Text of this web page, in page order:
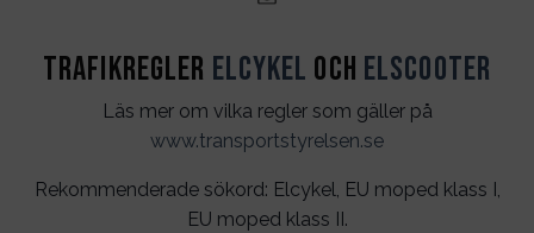
Trafikregler Elcykel och Elscooter
Läs mer om vilka regler som gäller på
www.transportstyrelsen.se
Rekommenderade sökord: Elcykel, EU moped klass I,
EU moped klass II.